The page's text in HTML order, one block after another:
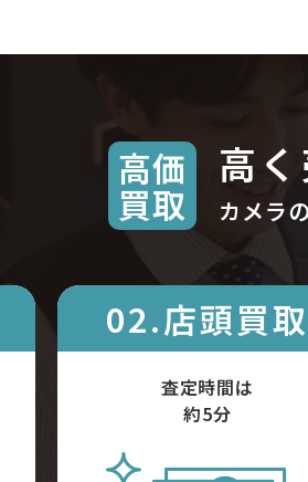
高価
買取
高
カメラ
02.店頭買取
査定時間は
約5分